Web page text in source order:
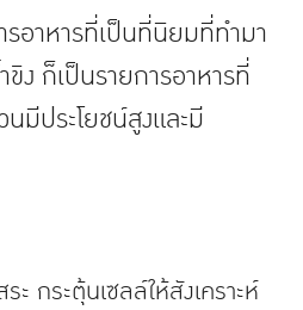
อาหารที่เป็นที่นิยมที่ทำมา
ง ก็เป็นรายการอาหารที่
นมีประโยชน์สูงและมี
ะ กระตุ้นเซลล์ให้สังเคราะห์